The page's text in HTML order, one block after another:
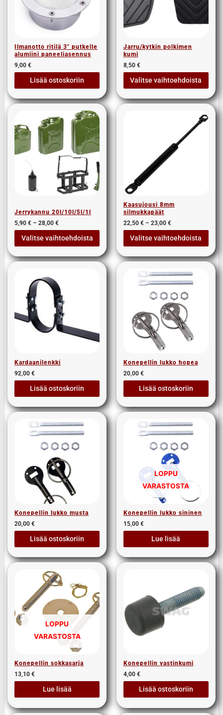
Ilmanotto ritilä 3″ putkelle
alumiini paneeliasennus
9,00€
Lisää ostoskoriin
Jarru/kytkin polkimen
kumi
8,50 €
Valitse vaihtoehdoista
Jerrykannu 20l/10l/5l/1l
5,90€ – 28,00€
Valitse vaihtoehdoista
Kaasujousi 8mm
silmukkapäät
22,50 € – 23,00 €
Valitse vaihtoehdoista
Kardaanilenkki
92,00€
Lisää ostoskoriin
Konepellin lukko hopea
20,00 €
Lisää ostoskoriin
Konepellin lukko musta
20,00€
Lisää ostoskoriin
LOPPU
VARASTOSTA
Konepellin lukko sininen
15,00 €
Lue lisää
LOPPU
VARASTOSTA
Konepellin sokkasarja
13,10€
Lue lisää
Konepellin vastinkumi
4,00 €
Lisää ostoskoriin